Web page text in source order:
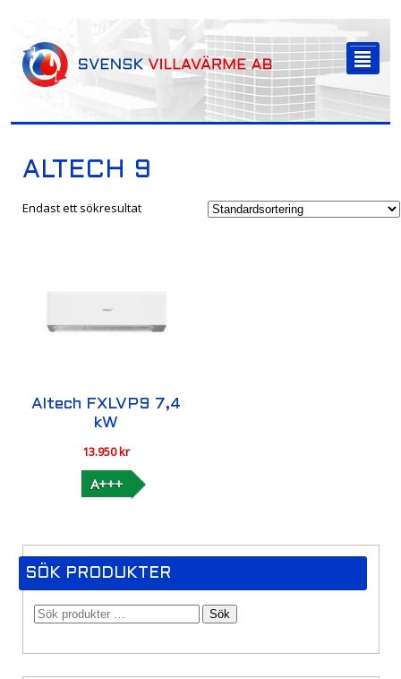
²
ALTECH 9
Endast ett sökresultat
Altech FXLVP9 7,4
kW
13.950kr
A+++
SÖK PRODUKTER
Sök